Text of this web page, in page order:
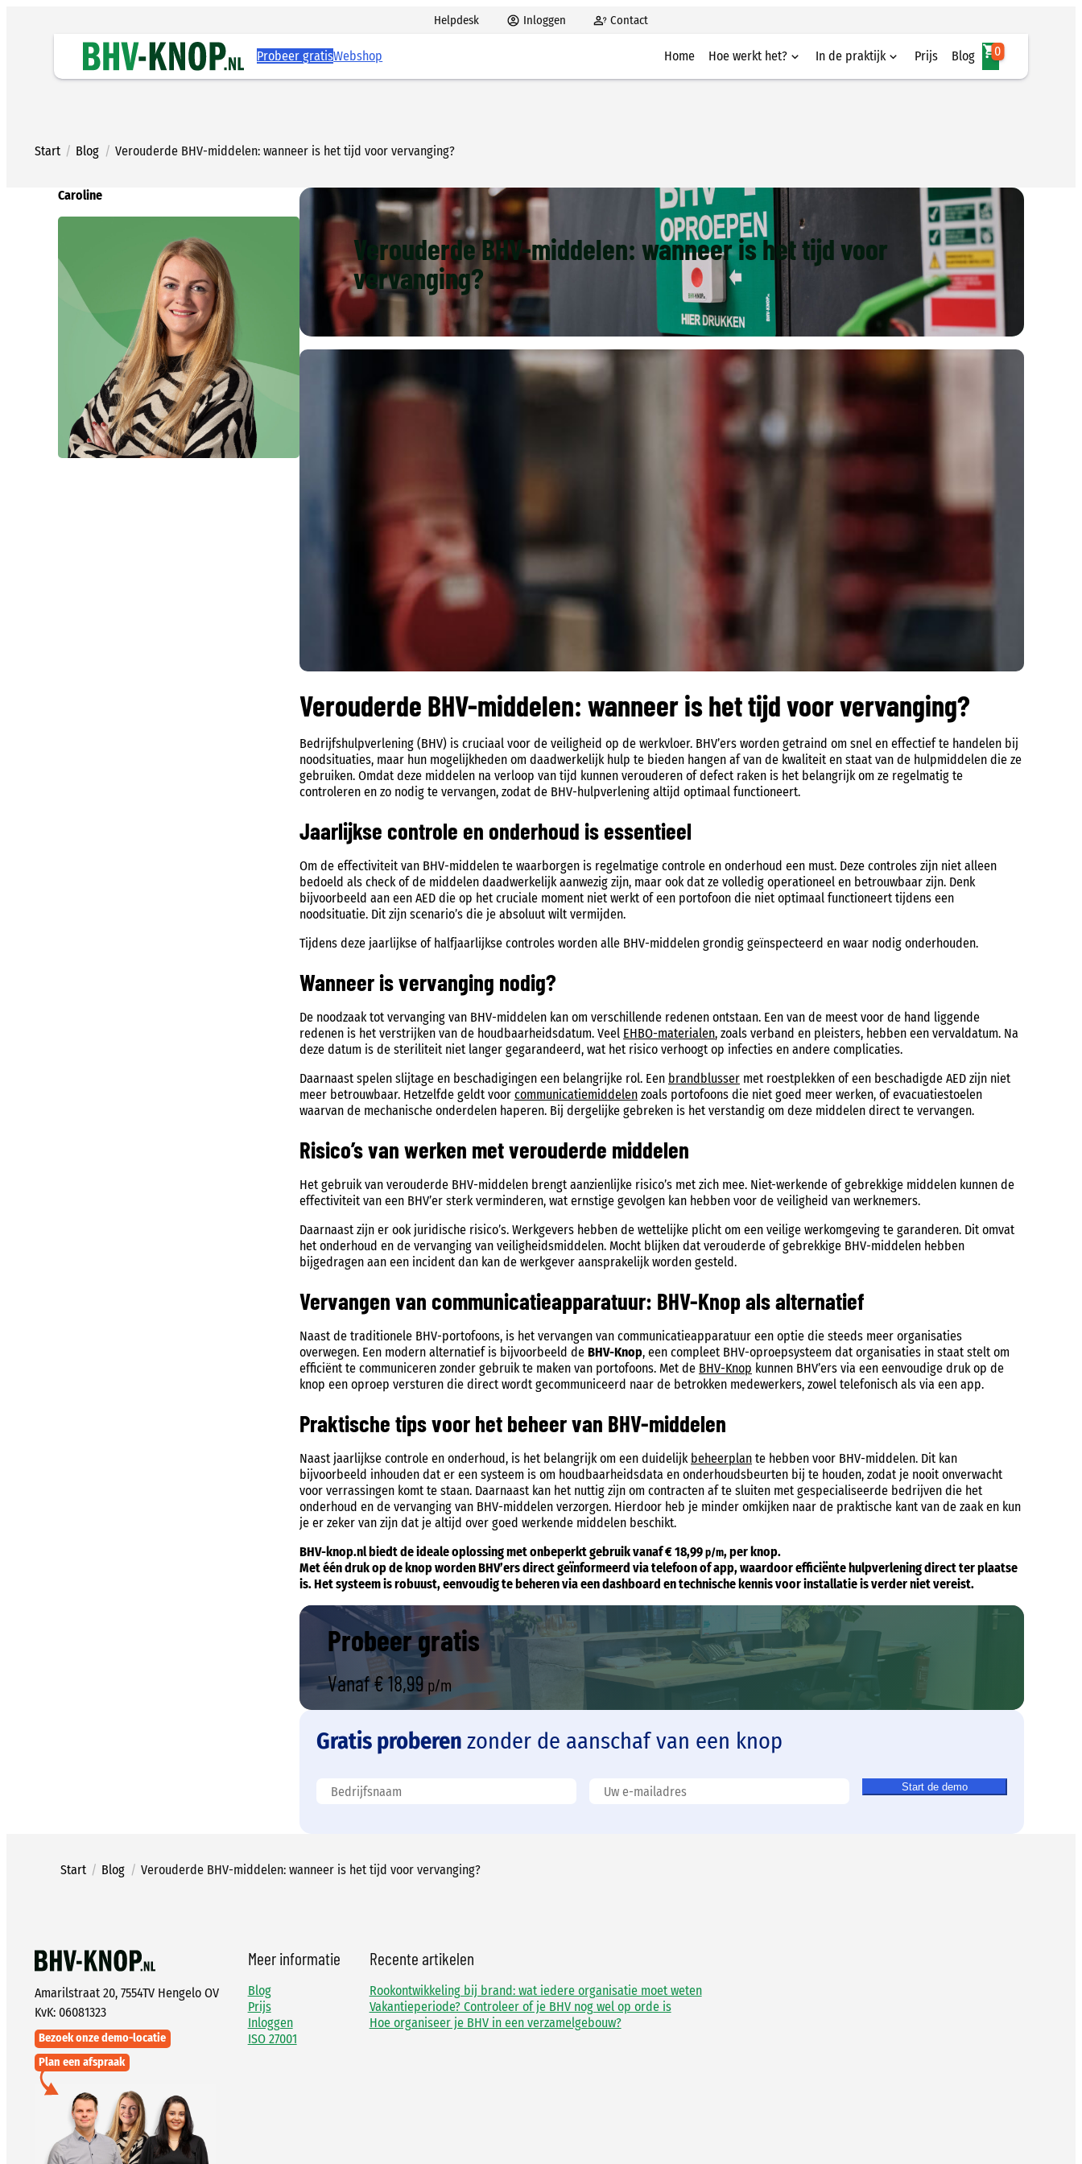
Helpdesk Inloggen Contact
Probeer gratisWebshop Home Hoe werkt het?
BHV App
In de praktijk Prijs Blog 0
Start / Blog / Verouderde BHV-middelen: wanneer is het tijd voor vervanging?
Caroline
Verouderde BHV-middelen: wanneer is het tijd voor
vervanging?
Verouderde BHV-middelen: wanneer is het tijd voor vervanging?
Bedrijfshulpverlening (BHV) is cruciaal voor de veiligheid op de werkvloer. BHV’ers worden getraind om snel en effectief te handelen bij
noodsituaties, maar hun mogelijkheden om daadwerkelijk hulp te bieden hangen af van de kwaliteit en staat van de hulpmiddelen die ze
gebruiken. Omdat deze middelen na verloop van tijd kunnen verouderen of defect raken is het belangrijk om ze regelmatig te
controleren en zo nodig te vervangen, zodat de BHV-hulpverlening altijd optimaal functioneert.
Jaarlijkse controle en onderhoud is essentieel
Om de effectiviteit van BHV-middelen te waarborgen is regelmatige controle en onderhoud een must. Deze controles zijn niet alleen
bedoeld als check of de middelen daadwerkelijk aanwezig zijn, maar ook dat ze volledig operationeel en betrouwbaar zijn. Denk
bijvoorbeeld aan een AED die op het cruciale moment niet werkt of een portofoon die niet optimaal functioneert tijdens een
noodsituatie. Dit zijn scenario’s die je absoluut wilt vermijden.
Tijdens deze jaarlijkse of halfjaarlijkse controles worden alle BHV-middelen grondig geïnspecteerd en waar nodig onderhouden.
Wanneer is vervanging nodig?
De noodzaak tot vervanging van BHV-middelen kan om verschillende redenen ontstaan. Een van de meest voor de hand liggende
redenen is het verstrijken van de houdbaarheidsdatum. Veel EHBO-materialen, zoals verband en pleisters, hebben een vervaldatum. Na
deze datum is de steriliteit niet langer gegarandeerd, wat het risico verhoogt op infecties en andere complicaties.
Daarnaast spelen slijtage en beschadigingen een belangrijke rol. Een brandblusser met roestplekken of een beschadigde AED zijn niet
meer betrouwbaar. Hetzelfde geldt voor communicatiemiddelen zoals portofoons die niet goed meer werken, of evacuatiestoelen
waarvan de mechanische onderdelen haperen. Bij dergelijke gebreken is het verstandig om deze middelen direct te vervangen.
Risico’s van werken met verouderde middelen
Het gebruik van verouderde BHV-middelen brengt aanzienlijke risico’s met zich mee. Niet-werkende of gebrekkige middelen kunnen de
effectiviteit van een BHV’er sterk verminderen, wat ernstige gevolgen kan hebben voor de veiligheid van werknemers.
Daarnaast zijn er ook juridische risico’s. Werkgevers hebben de wettelijke plicht om een veilige werkomgeving te garanderen. Dit omvat
het onderhoud en de vervanging van veiligheidsmiddelen. Mocht blijken dat verouderde of gebrekkige BHV-middelen hebben
bijgedragen aan een incident dan kan de werkgever aansprakelijk worden gesteld.
Vervangen van communicatieapparatuur: BHV-Knop als alternatief
Naast de traditionele BHV-portofoons, is het vervangen van communicatieapparatuur een optie die steeds meer organisaties
overwegen. Een modern alternatief is bijvoorbeeld de BHV-Knop, een compleet BHV-oproepsysteem dat organisaties in staat stelt om
efficiënt te communiceren zonder gebruik te maken van portofoons. Met de BHV-Knop kunnen BHV’ers via een eenvoudige druk op de
knop een oproep versturen die direct wordt gecommuniceerd naar de betrokken medewerkers, zowel telefonisch als via een app.
Praktische tips voor het beheer van BHV-middelen
Naast jaarlijkse controle en onderhoud, is het belangrijk om een duidelijk beheerplan te hebben voor BHV-middelen. Dit kan
bijvoorbeeld inhouden dat er een systeem is om houdbaarheidsdata en onderhoudsbeurten bij te houden, zodat je nooit onverwacht
voor verrassingen komt te staan. Daarnaast kan het nuttig zijn om contracten af te sluiten met gespecialiseerde bedrijven die het
onderhoud en de vervanging van BHV-middelen verzorgen. Hierdoor heb je minder omkijken naar de praktische kant van de zaak en kun
je er zeker van zijn dat je altijd over goed werkende middelen beschikt.
BHV-knop.nl biedt de ideale oplossing met onbeperkt gebruik vanaf € 18,99p/m, per knop.
Met één druk op de knop worden BHV’ers direct geïnformeerd via telefoon of app, waardoor efficiënte hulpverlening direct ter plaatse
is. Het systeem is robuust, eenvoudig te beheren via een dashboard en technische kennis voor installatie is verder niet vereist.
Probeer gratis
Vanaf€ 18,99 p/m
Gratis proberen zonder de aanschaf van een knop
Start de demo
Start / Blog / Verouderde BHV-middelen: wanneer is het tijd voor vervanging?
Amarilstraat 20, 7554TV Hengelo OV
KvK: 06081323
Bezoek onze demo-locatie
Plan een afspraak
Meer informatie
Blog
Prijs
Inloggen
ISO 27001
Recente artikelen
Rookontwikkeling bij brand: wat iedere organisatie moet weten
Vakantieperiode? Controleer of je BHV nog wel op orde is
Hoe organiseer je BHV in een verzamelgebouw?